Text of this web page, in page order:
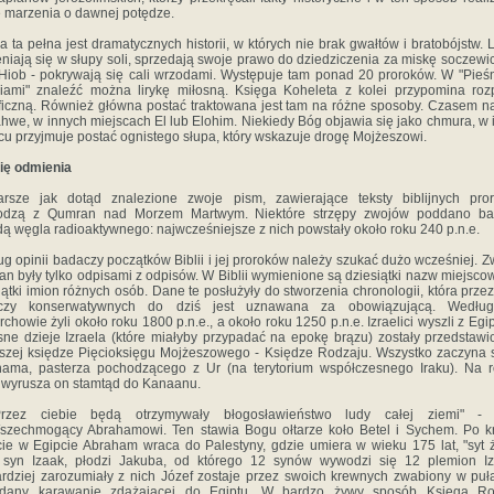
marzenia o dawnej potędze.
ta pełna jest dramatycznych historii, w których nie brak gwałtów i bratobójstw.
się w słupy soli, sprzedają swoje prawo do dziedziczenia za miskę
- pokrywają się cali wrzodami. Występuje tam ponad 20 proroków. W
znaleźć można lirykę miłosną. Księga Koheleta z kolei przypomina
Również główna postać traktowana jest tam na różne sposoby. Czasem
w innych miejscach El lub Elohim. Niekiedy Bóg objawia się jako chmura, w
przyjmuje postać ognistego słupa, który wskazuje drogę Mojżeszowi.
odmienia
jak dotąd znalezione zwoje pism, zawierające teksty biblijnych
z Qumran nad Morzem Martwym. Niektóre strzępy zwojów poddano
węgla radioaktywnego: najwcześniejsze z nich powstały około roku 240 p.n.e.
opinii badaczy początków Biblii i jej proroków należy szukać dużo wcześniej.
były tylko odpisami z odpisów. W Biblii wymienione są dziesiątki nazw
imion różnych osób. Dane te posłużyły do stworzenia chronologii, która
konserwatywnych do dziś jest uznawana za obowiązującą.
żyli około roku 1800 p.n.e., a około roku 1250 p.n.e. Izraelici wyszli z
dzieje Izraela (które miałyby przypadać na epokę brązu) zostały
księdze Pięcioksięgu Mojżeszowego - Księdze Rodzaju. Wszystko zaczyna
pasterza pochodzącego z Ur (na terytorium współczesnego Iraku). Na
on stamtąd do Kanaanu.
ciebie będą otrzymywały błogosławieństwo ludy całej ziemi" -
Abrahamowi. Ten stawia Bogu ołtarze koło Betel i Sychem. Po
w Egipcie Abraham wraca do Palestyny, gdzie umiera w wieku 175 lat, "syt
Izaak, płodzi Jakuba, od którego 12 synów wywodzi się 12 plemion
zarozumiały z nich Józef zostaje przez swoich krewnych zwabiony w